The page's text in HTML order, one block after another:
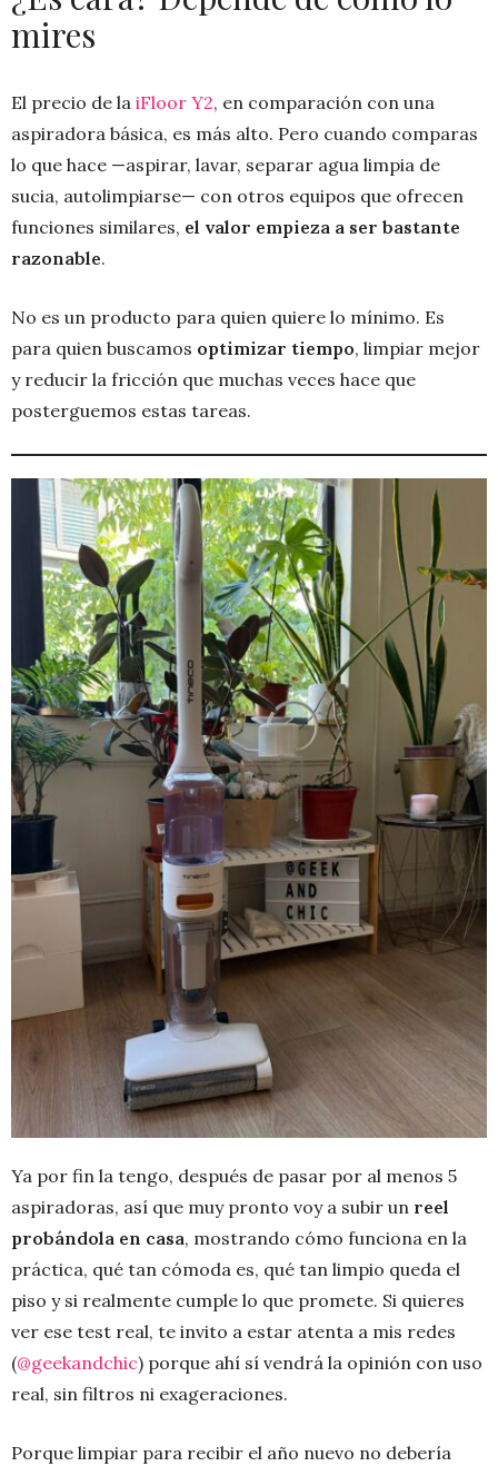
mires
El precio de la iFloor Y2, en comparación con una
aspiradora básica, es más alto. Pero cuando comparas
lo que hace —aspirar, lavar, separar agua limpia de
sucia, autolimpiarse— con otros equipos que ofrecen
funciones similares, el valor empieza a ser bastante
razonable.
No es un producto para quien quiere lo mínimo. Es
para quien buscamos optimizar tiempo, limpiar mejor
y reducir la fricción que muchas veces hace que
posterguemos estas tareas.
Ya por fin la tengo, después de pasar por al menos 5
aspiradoras, así que muy pronto voy a subir un reel
probándola en casa, mostrando cómo funciona en la
práctica, qué tan cómoda es, qué tan limpio queda el
piso y si realmente cumple lo que promete. Si quieres
ver ese test real, te invito a estar atenta a mis redes
(@geekandchic) porque ahí sí vendrá la opinión con uso
real, sin filtros ni exageraciones.
Porque limpiar para recibir el año nuevo no debería